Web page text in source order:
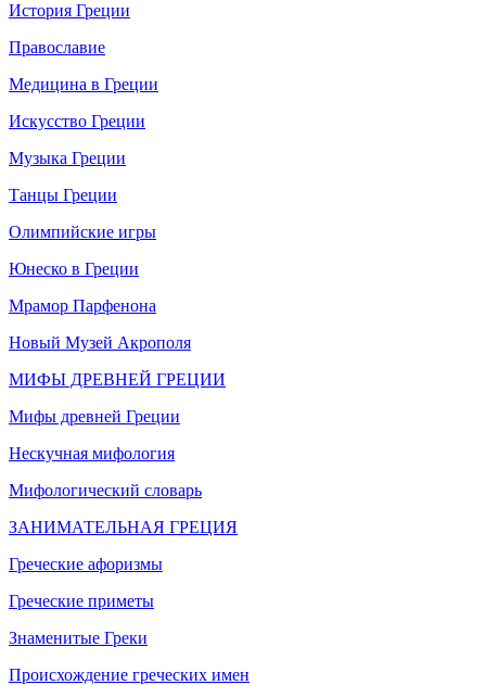
История Греции
Православие
Медицина в Греции
Искусство Греции
Музыка Греции
Танцы Греции
Олимпийские игры
Юнеско в Греции
Мрамор Парфенона
Новый Музей Акрополя
МИФЫ ДРЕВНЕЙ ГРЕЦИИ
Мифы древней Греции
Нескучная мифология
Мифологический словарь
ЗАНИМАТЕЛЬНАЯ ГРЕЦИЯ
Греческие афоризмы
Греческие приметы
Знаменитые Греки
Происхождение греческих имен